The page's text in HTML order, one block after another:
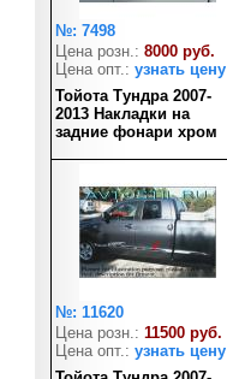
№: 7498
Цена розн.: 8000 руб.
Цена опт.: узнать цену
Тойота Тундра 2007-
2013 Накладки на
задние фонари хром
№: 11620
Цена розн.: 11500 руб.
Цена опт.: узнать цену